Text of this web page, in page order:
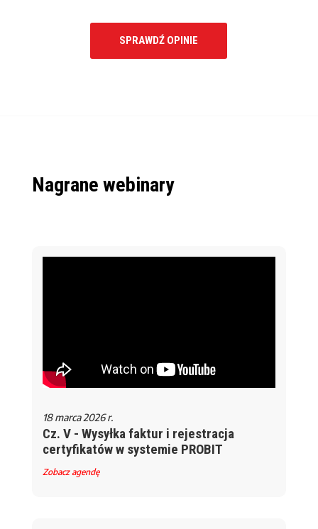
SPRAWDŹ OPINIE
Nagrane webinary
18 marca 2026 r.
Cz. V - Wysyłka faktur i rejestracja
certyfikatów w systemie PROBIT
Zobacz agendę